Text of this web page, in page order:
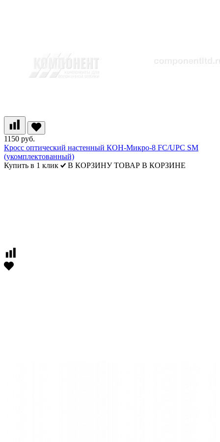
1150 руб.
Кросс оптический настенный КОН-Микро-8 FC/UPC SM
(укомплектованный)
Купить в 1 клик
В КОРЗИНУ ТОВАР В КОРЗИНЕ